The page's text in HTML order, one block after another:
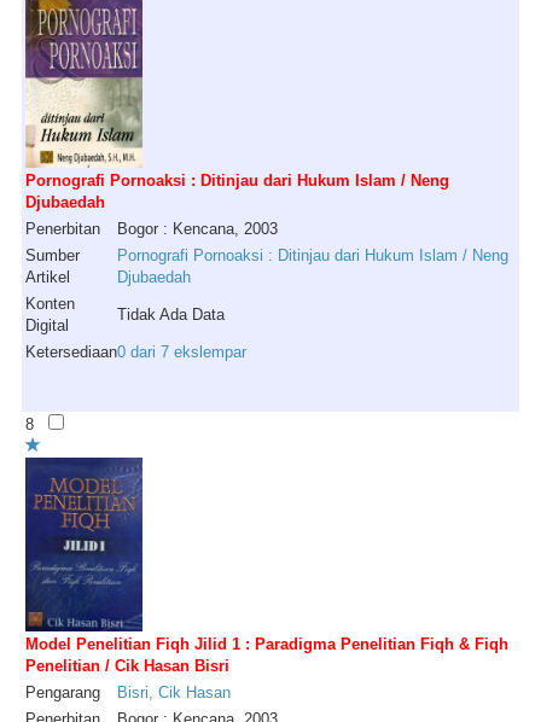
Pornografi Pornoaksi : Ditinjau dari Hukum Islam / Neng
Djubaedah
Penerbitan
Bogor : Kencana, 2003
Sumber
Artikel
Pornografi Pornoaksi : Ditinjau dari Hukum Islam / Neng
Djubaedah
Konten
Digital
Tidak Ada Data
Ketersediaan0 dari 7 ekslempar
8
Model Penelitian Fiqh Jilid 1 : Paradigma Penelitian Fiqh & Fiqh
Penelitian / Cik Hasan Bisri
Pengarang
Bisri, Cik Hasan